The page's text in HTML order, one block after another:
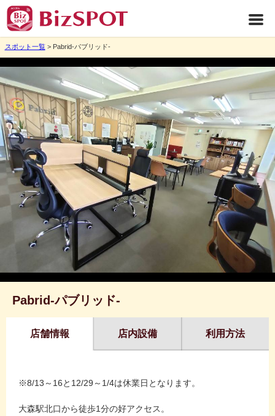
スポット一覧> Pabrid-パブリッド-
Pabrid-パブリッド-
店舗情報 店内設備 利用方法
※8/13～16と12/29～1/4は休業日となります。
大森駅北口から徒歩1分の好アクセス。